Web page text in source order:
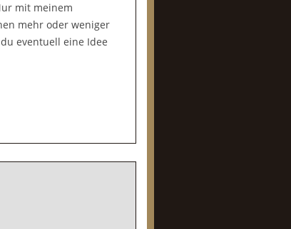
mit meinem
mehr oder weniger
eventuell eine Idee